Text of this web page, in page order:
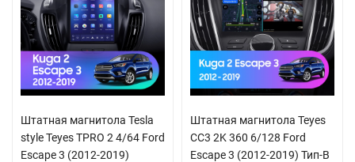
Штатная магнитола Tesla
style Teyes TPRO 2 4/64 Ford
Escape 3 (2012-2019)
Штатная магнитола Teyes
CC3 2K 360 6/128 Ford
Escape 3 (2012-2019) Тип-B